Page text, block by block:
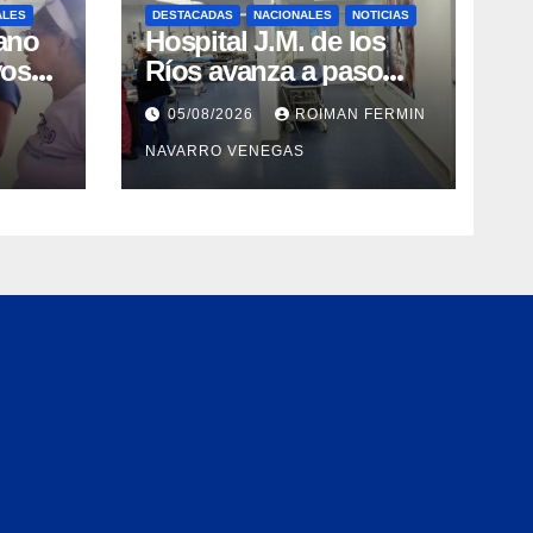
y
DESTACADAS NACIONALES NOTICIAS
Hospital J.M. de los
Ríos avanza a paso
firme en su
recuperación tras los
recientes eventos
sísmicos
05/08/2026 ROIMAN FERMIN
NAVARRO VENEGAS